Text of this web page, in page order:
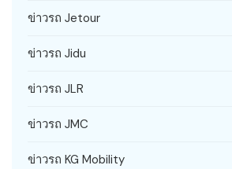
ข่าวรถ Jetour
ข่าวรถ Jidu
ข่าวรถ JLR
ข่าวรถ JMC
ข่าวรถ KG Mobility